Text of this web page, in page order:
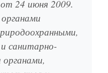
от 24 июня 2009.
санитарно-
органами,